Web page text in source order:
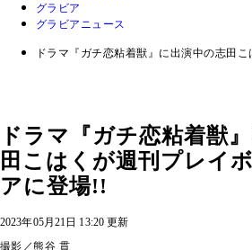
グラビア
グラビアニュース
ドラマ『ガチ恋粘着獣』に出演中の志田
ドラマ『ガチ恋粘着獣
田こはくが週刊プレイ
アに登場!!
2023年05月21日 13:20 更新
撮影／熊谷 貫